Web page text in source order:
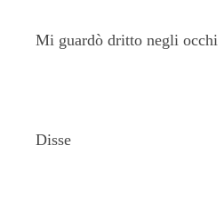
Mi guardò dritto negli occhi
Disse